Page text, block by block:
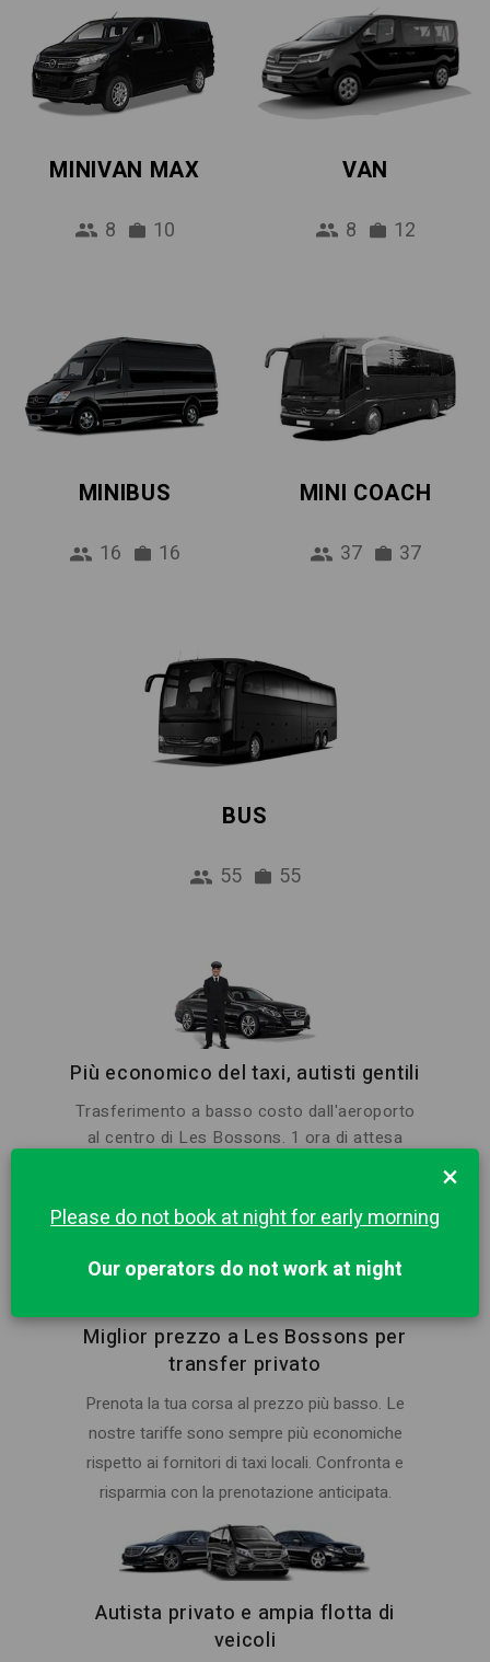
MINIVAN MAX
8 10
VAN
8 12
MINIBUS
16 16
MINI COACH
37 37
BUS
55 55
Più economico del taxi, autisti gentili
Trasferimento a basso costo dall'aeroporto
al centro di Les Bossons. 1 ora di attesa
Miglior prezzo a Les Bossons per
transfer privato
Prenota la tua corsa al prezzo più basso. Le
nostre tariffe sono sempre più economiche
rispetto ai fornitori di taxi locali. Confronta e
risparmia con la prenotazione anticipata.
Autista privato e ampia flotta di
veicoli
×
Please do not book at night for early morning
Our operators do not work at night